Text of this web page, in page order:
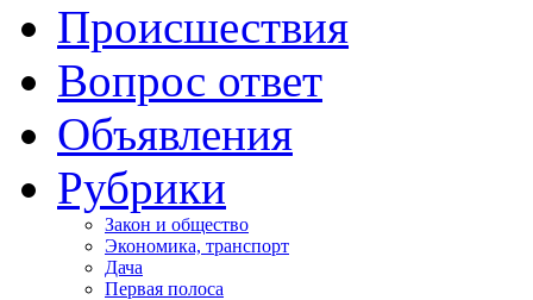
Происшествия
Вопрос ответ
Объявления
Рубрики
Закон и общество
Экономика, транспорт
Дача
Первая полоса